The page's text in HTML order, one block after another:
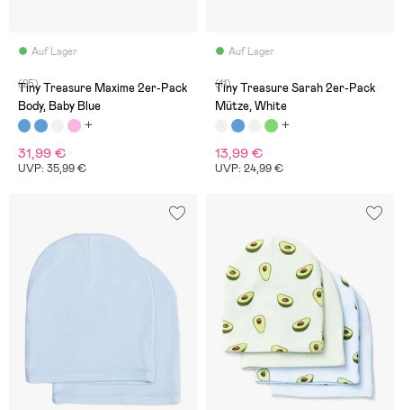
Auf Lager
(25)
Tiny Treasure Maxime 2er-Pack
Body, Baby Blue
31,99 €
UVP: 35,99 €
Auf Lager
(11)
Tiny Treasure Sarah 2er-Pack
Mütze, White
13,99 €
UVP: 24,99 €